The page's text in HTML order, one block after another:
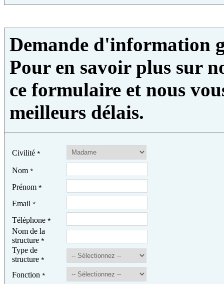
Demande d'information
Pour en savoir plus sur
ce formulaire et nous
meilleurs délais.
Civilité *
Nom *
Prénom *
Email *
Téléphone *
Nom de la
structure *
Type de
structure *
Fonction *